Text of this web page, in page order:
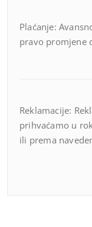
Plaćanje:
pravo promjene
Reklamacije:
prihvaćamo u
ili prema